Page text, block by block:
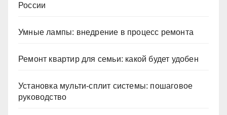
России
Умные лампы: внедрение в процесс ремонта
Ремонт квартир для семьи: какой будет удобен
Установка мульти-сплит системы: пошаговое
руководство